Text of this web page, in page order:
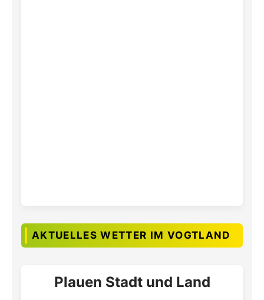
AKTUELLES WETTER IM VOGTLAND
Plauen Stadt und Land